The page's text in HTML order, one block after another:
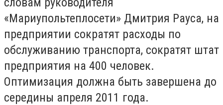
«Мариупольтеплосети» Дмитрия Рауса, на
предприятии сократят расходы по
обслуживанию транспорта, сократят штат
предприятия на 400 человек.
Оптимизация должна быть завершена до
середины апреля 2011 года.